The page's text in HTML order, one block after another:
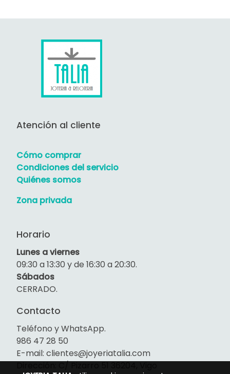
Atención al cliente
Cómo comprar
Condiciones del servicio
Quiénes somos
Zona privada
Horario
Lunes a viernes
09:30 a 13:30 y de 16:30 a 20:30.
Sábados
CERRADO.
Contacto
Teléfono y WhatsApp.
986 47 28 50
E-mail: clientes@joyeriatalia.com